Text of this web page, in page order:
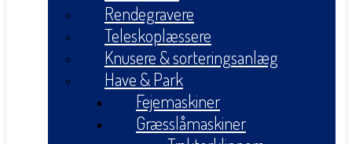
Rendegravere
Teleskoplæssere
Knusere & sorteringsanlæg
Have & Park
Fejemaskiner
Græsslåmaskiner